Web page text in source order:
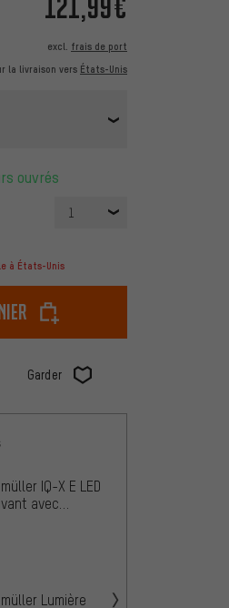
excl. frais de port
la livraison vers États-Unis
ouvrés
1
à États-Unis
Garder
IQ-X E LED
avec
StVZO
Lumière